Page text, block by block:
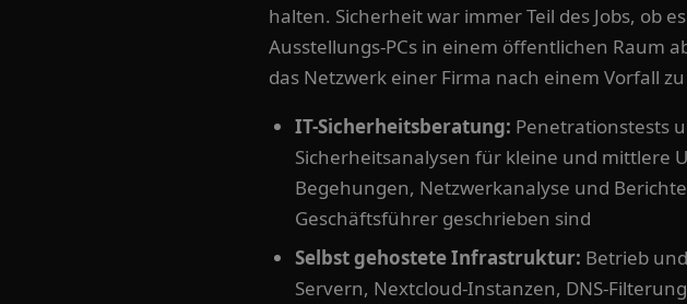
halten. Sicherheit war immer Teil des Jobs, ob
Ausstellungs-PCs in einem öffentlichen Raum
das Netzwerk einer Firma nach einem Vorfall
IT-Sicherheitsberatung: Penetrationstests
Sicherheitsanalysen für kleine und mittlere
Begehungen, Netzwerkanalyse und
Geschäftsführer geschrieben sind
Selbst gehostete Infrastruktur: Betrieb
Servern, Nextcloud-Instanzen, DNS-